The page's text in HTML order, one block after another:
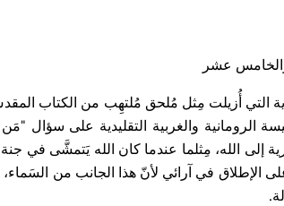
عشر
التي أُزيلت مِثل مُلحق مُلتهِب من الكتاب
الرومانية والغربية التقليدية على سؤال
إلى الله، مِثلما عندما كان الله يَتمشَّى في
على الإطلاق في آرائي لأنّ هذا الجانب من
.